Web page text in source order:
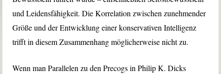
und Leidensfähigkeit. Die Korrelation zwischen zunehmender
Größe und der Entwicklung einer konservativen Intelligenz
trifft in diesem Zusammenhang möglicherweise nicht zu.
Wenn man Parallelen zu den Precogs in Philip K. Dicks